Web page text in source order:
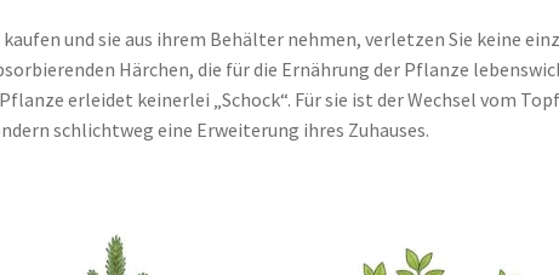
und sie aus ihrem Behälter nehmen, verletzen Sie keine
Härchen, die für die Ernährung der Pflanze
erleidet keinerlei „Schock“. Für sie ist der Wechsel vom
schlichtweg eine Erweiterung ihres Zuhauses.